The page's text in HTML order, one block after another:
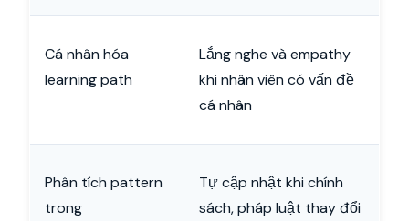
Cá nhân hóa
learning path
Lắng nghe và empathy
khi nhân viên có vấn đề
cá nhân
Phân tích pattern
trong
Tự cập nhật khi chính
sách, pháp luật thay đổi